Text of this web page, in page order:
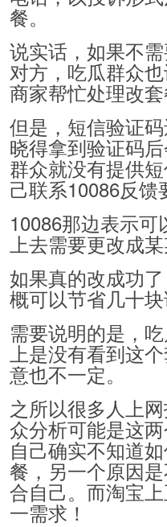
餐。
说实话，如果不
对方，吃瓜群众
商家帮忙处理改套
但是，短信验证
晓得拿到验证码
群众就没有提供
己联系10086反馈
10086那边表示
上去需要更改成某
如果真的改成功
概可以节省几十
需要说明的是，
上是没有看到这
意也不一定。
之所以很多人上
众分析可能是这
自己确实不知道
餐，另一个原因
合自己。而淘宝
一需求！